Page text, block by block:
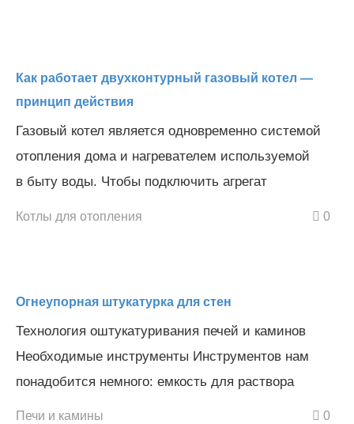
Как работает двухконтурный газовый котел —
принцип действия
Газовый котел является одновременно системой
отопления дома и нагревателем используемой
в быту воды. Чтобы подключить агрегат
Котлы для отопления 0
Огнеупорная штукатурка для стен
Технология оштукатуривания печей и каминов
Необходимые инструменты Инструментов нам
понадобится немного: емкость для раствора
Печи и камины 0